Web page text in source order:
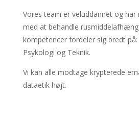
Vores team er veluddannet og
med at behandle
kompetencer fordeler sig bredt på:
Psykologi og Teknik.
Vi kan alle modtage krypterede
dataetik højt.